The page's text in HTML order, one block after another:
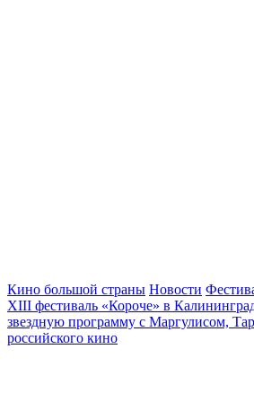
Кино большой страны Новости
XIII фестиваль «Короче» в
звездную программу с Маргулисом,
российского кино